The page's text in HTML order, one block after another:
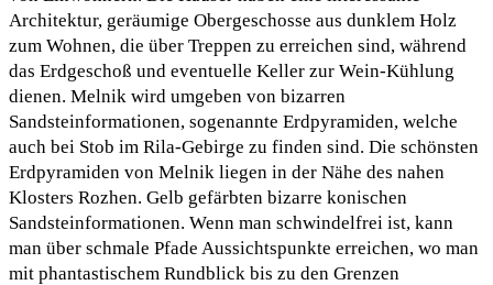
Architektur, geräumige Obergeschosse aus dunklem Holz
zum Wohnen, die über Treppen zu erreichen sind, während
das Erdgeschoß und eventuelle Keller zur Wein-Kühlung
dienen. Melnik wird umgeben von bizarren
Sandsteinformationen, sogenannte Erdpyramiden, welche
auch bei Stob im Rila-Gebirge zu finden sind. Die schönsten
Erdpyramiden von Melnik liegen in der Nähe des nahen
Klosters Rozhen. Gelb gefärbten bizarre konischen
Sandsteinformationen. Wenn man schwindelfrei ist, kann
man über schmale Pfade Aussichtspunkte erreichen, wo man
mit phantastischem Rundblick bis zu den Grenzen